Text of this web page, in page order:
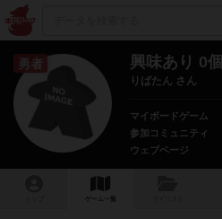
勇者 興味あり 0個
りばたん さん
マイボードゲーム
参加コミュニティ
ウェブページ
ゲーム一覧